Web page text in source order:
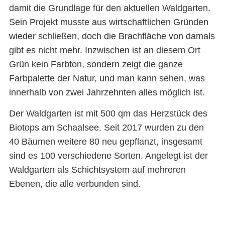
damit die Grundlage für den aktuellen Waldgarten.
Sein Projekt musste aus wirtschaftlichen Gründen
wieder schließen, doch die Brachfläche von damals
gibt es nicht mehr. Inzwischen ist an diesem Ort
Grün kein Farbton, sondern zeigt die ganze
Farbpalette der Natur, und man kann sehen, was
innerhalb von zwei Jahrzehnten alles möglich ist.
Der Waldgarten ist mit 500 qm das Herzstück des
Biotops am Schaalsee. Seit 2017 wurden zu den
40 Bäumen weitere 80 neu gepflanzt, insgesamt
sind es 100 verschiedene Sorten. Angelegt ist der
Waldgarten als Schichtsystem auf mehreren
Ebenen, die alle verbunden sind.